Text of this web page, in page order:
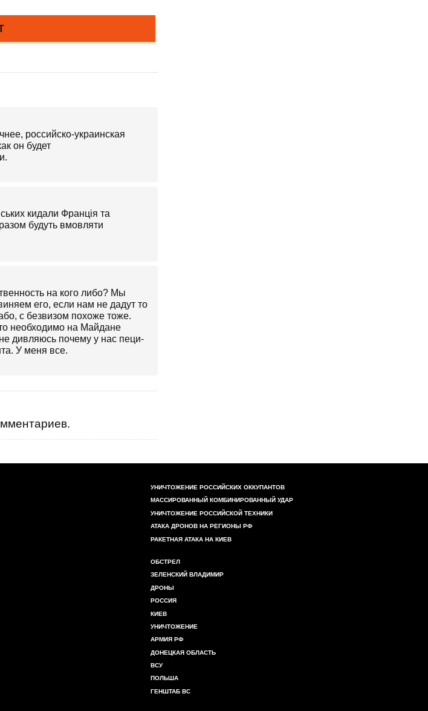
российско-украинская
он будет
кидали Франція та
будуть вмовляти
на кого либо? Мы
его, если нам не дадут то
с безвизом похоже тоже.
необходимо на Майдане
дивляюсь почему у нас пеци-
У меня все.
УНИЧТОЖЕНИЕ РОССИЙСКИХ ОККУПАНТОВ
МАССИРОВАННЫЙ КОМБИНИРОВАННЫЙ УДАР
УНИЧТОЖЕНИЕ РОССИЙСКОЙ ТЕХНИКИ
АТАКА ДРОНОВ НА РЕГИОНЫ РФ
РАКЕТНАЯ АТАКА НА КИЕВ
ОБСТРЕЛ
ЗЕЛЕНСКИЙ ВЛАДИМИР
ДРОНЫ
РОССИЯ
КИЕВ
УНИЧТОЖЕНИЕ
АРМИЯ РФ
ДОНЕЦКАЯ ОБЛАСТЬ
ВСУ
ПОЛЬША
ГЕНШТАБ ВС